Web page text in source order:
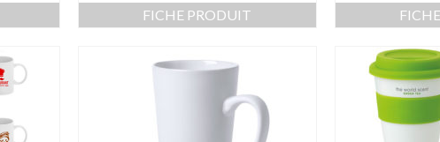
FICHE PRODUIT